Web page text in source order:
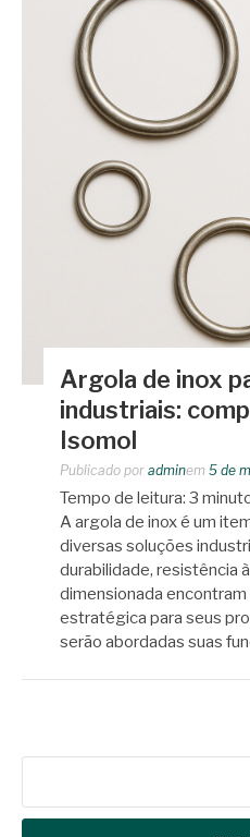
Argola de inox
industriais:
Isomol
Publicado por adminem 5 de
Tempo de leitura: 3
A argola de inox é um
diversas soluções
durabilidade, resistência
dimensionada
estratégica para seus
serão abordadas suas